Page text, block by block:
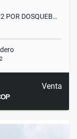
POR DOSQUEB…
2
Venta